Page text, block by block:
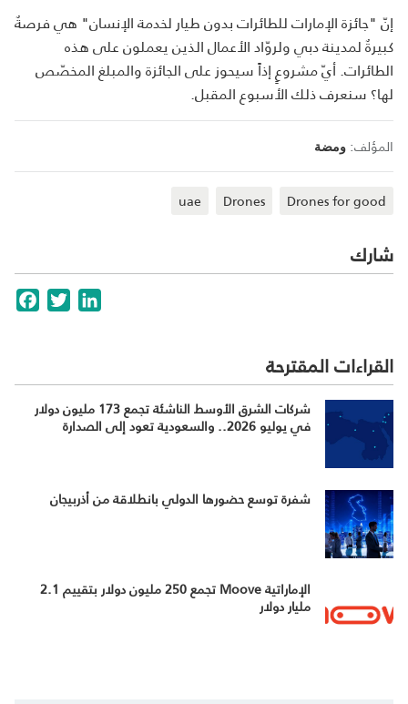
إنّ "جائزة الإمارات للطائرات بدون طيار لخدمة الإنسان" هي فرصةٌ
كبيرةٌ لمدينة دبي ولروّاد الأعمال الذين يعملون على هذه
الطائرات. أيّ مشروعٍ إذاً سيحوز على الجائزة والمبلغ المخصّص
لها؟ سنعرف ذلك الأسبوع المقبل.
المؤلف: ومضة
Drones for good
Drones
uae
شارك
TwitterLinkedIn
القراءات المقترحة
شركات الشرق الأوسط الناشئة تجمع 173 مليون دولار
في يوليو 2026.. والسعودية تعود إلى الصدارة
شفرة توسع حضورها الدولي بانطلاقة من أذربيجان
الإماراتية Moove تجمع 250 مليون دولار بتقييم 2.1
مليار دولار